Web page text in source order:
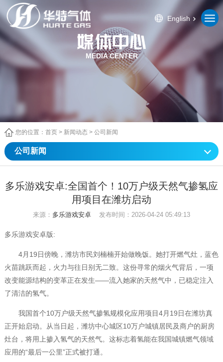
English
MEDIA CENTER
您的位置： 首页> 新闻动态 > 公司新闻
公司新闻
多乐游戏安卓:全国首个！10万户级天然气掺氢应
用项目在潍坊启动
来源： 多乐游戏安卓 发布时间：2026-04-24 05:49:13
多乐游戏安卓版:
4月19日傍晚，潍坊市民刘楠楠开始做晚饭。她打开燃气灶，蓝色
火苗跳跃而起，火力与往日别无二致。这份寻常的烟火气背后，一项
改变能源结构的变革正在发生——流入她家的天然气中，已稳定注入
了清洁的氢气。
我国首个10万户级天然气掺氢规模化应用项目4月19日在潍坊真
正开始启动。从当日起，潍坊中心城区10万户城镇居民及商户的厨房
灶台，将用上掺入氢气的天然气。这标志着氢能在我国城镇燃气领域
应用的“最后一公里”正式被打通。